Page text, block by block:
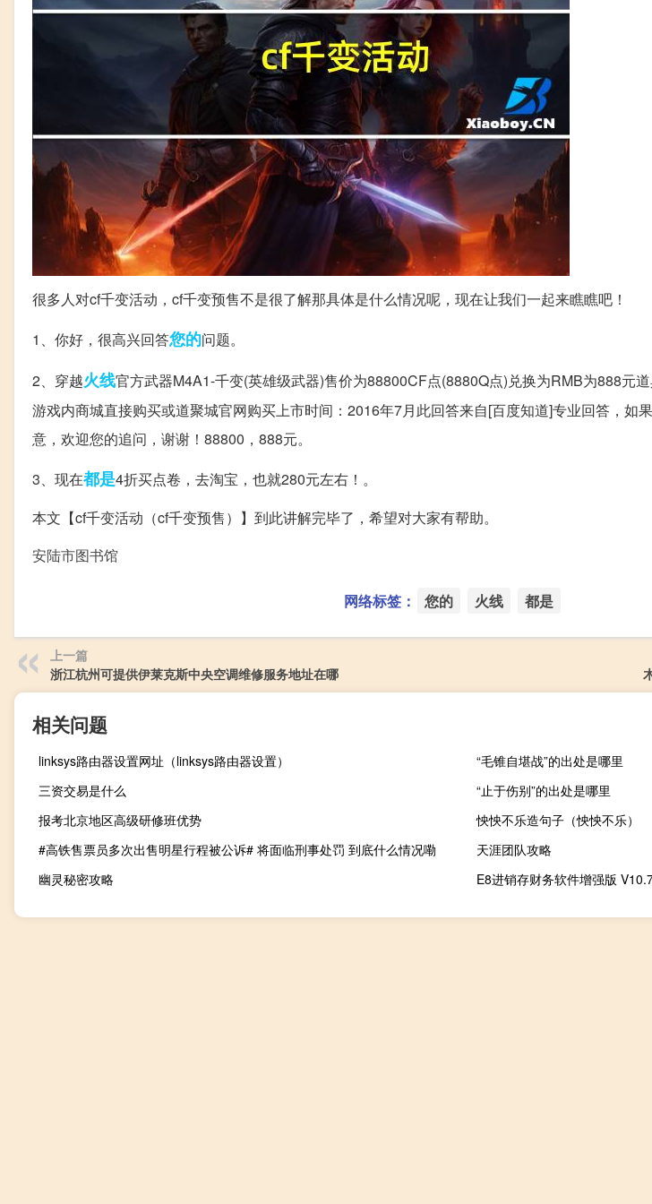
很多人对cf千变活动，cf千变预售不是很了解那具体是什么情况呢，现在让我们一起来瞧瞧吧！
1、你好，很高兴回答您的问题。
2、穿越火线官方武器M4A1-千变(英雄级武器)售价为88800CF点(8880Q点)兑换为RMB为888元
游戏内商城直接购买或道聚城官网购买上市时间：2016年7月此回答来自[百度知道]专业回答，如
意，欢迎您的追问，谢谢！88800，888元。
3、现在都是4折买点卷，去淘宝，也就280元左右！。
本文【cf千变活动（cf千变预售）】到此讲解完毕了，希望对大家有帮助。
安陆市图书馆
网络标签： 您的 火线 都是
上一篇
浙江杭州可提供伊莱克斯中央空调维修服务地址在哪
相关问题
linksys路由器设置网址（linksys路由器设置）
“毛锥自堪战”的出处是哪里
三资交易是什么
“止于伤别”的出处是哪里
报考北京地区高级研修班优势
怏怏不乐造句子（怏怏不乐）
#高铁售票员多次出售明星行程被公诉# 将面临刑事处罚 到底什么情况嘞
天涯团队攻略
幽灵秘密攻略